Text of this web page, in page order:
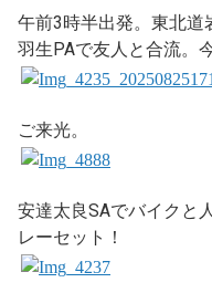
午前3時半出発。東北道
羽生PAで友人と合流。
ご来光。
安達太良SAでバイクと
レーセット！